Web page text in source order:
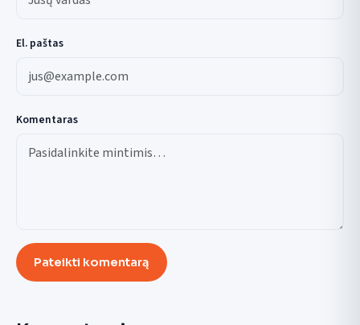
El. paštas
Komentaras
Pateikti komentarą